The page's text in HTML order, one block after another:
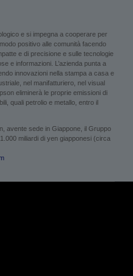
e si impegna a cooperare per
positivo alle comunità facendo
e di precisione e sulle tecnologie
e informazioni. L’azienda punta a
innovazioni nella stampa a casa e
nel manifatturiero, nel visual
eliminerà le proprie emissioni di
quali petrolio e metallo, entro il
avente sede in Giappone, il Gruppo
miliardi di yen giapponesi (circa